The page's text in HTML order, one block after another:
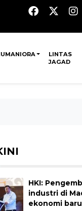
LINTAS
JAGAD
HKI:
industri di
ekonomi baru